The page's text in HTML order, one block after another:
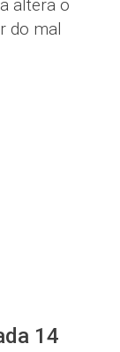
altera o
do mal
14